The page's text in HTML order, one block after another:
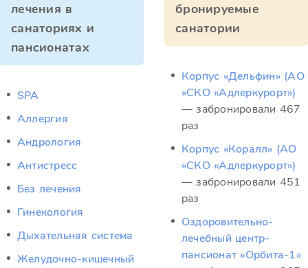
лечения в
санаториях и
пансионатах
SPA
Аллергия
Андрология
Антистресс
Без лечения
Гинекология
Дыхательная система
Желудочно-кишечный
бронируемые
санатории
Корпус «Дельфин» (АО
«СКО «Адлеркурорт»)
— забронировали 467
раз
Корпус «Коралл» (АО
«СКО «Адлеркурорт»)
— забронировали 451
раз
Оздоровительно-
лечебный центр-
пансионат «Орбита-1»